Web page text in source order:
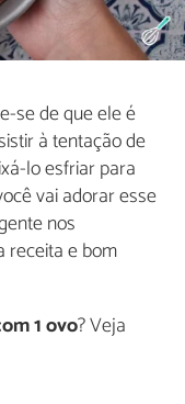
se de que ele é
à tentação de
lo esfriar para
vai adorar esse
nos
receita e bom
1 ovo? Veja